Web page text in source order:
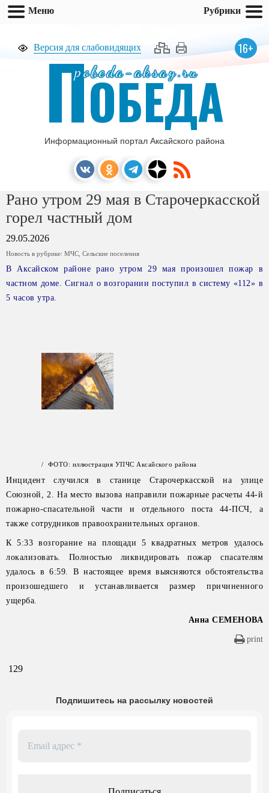
Версия для слабовидящих 16+
pobeda-aksay.ru
ПОБЕДА
Информационный портал Аксайского района
Рано утром 29 мая в Старочеркасской
горел частный дом
29.05.2026
Новость в рубрике: МЧС Сельские поселения
В Аксайском районе рано утром 29 мая произошел пожар в
частном доме. Сигнал о возгорании поступил в систему «112» в
5 часов утра.
/ ФОТО: иллюстрация УПЧС Аксайского района
Инцидент случился в станице Старочеркасской на улице
Союзной, 2. На место вызова направили пожарные расчеты 44-й
пожарно-спасательной части и отдельного поста 44-ПСЧ, а
также сотрудников правоохранительных органов.
К 5:33 возгорание на площади 5 квадратных метров удалось
локализовать. Полностью ликвидировать пожар спасателям
удалось в 6:59. В настоящее время выясняются обстоятельства
произошедшего и устанавливается размер причиненного
ущерба.
Анна СЕМЕНОВА
print
129
Подпишитесь на рассылку новостей
Меню Рубрики